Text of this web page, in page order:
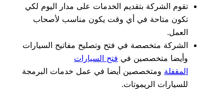
تقوم الشركة بتقديم الخدمات على مدار اليوم لكي
تكون متاحة في أي وقت يكون مناسب لأصحاب
العمل.
الشركة متخصصة في فتح وتصليح مفاتيح السيارات
وأيضا متخصصين في فتح السيارات
المقفلة ومتخصصين أيضا في عمل خدمات البرمجة
للسيارات الريموتات.